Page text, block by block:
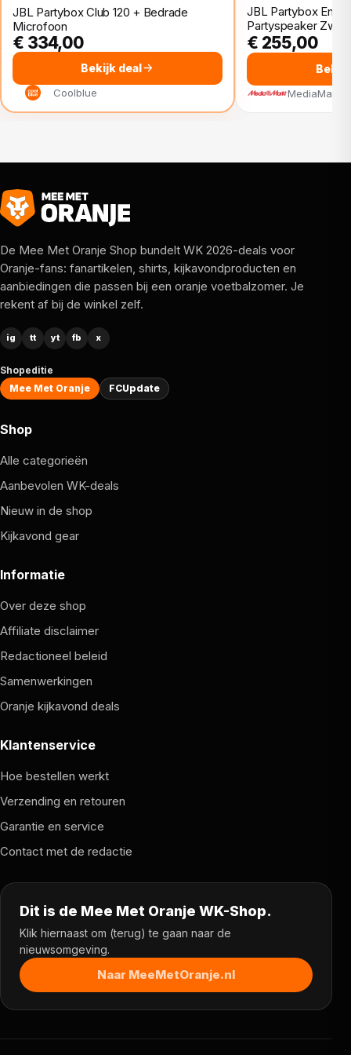
JBL Partybox Club 120 + Bedrade
Microfoon
€ 334,00
Bekijk deal
Coolblue
JBL Partybox
Partyspeaker Zwart
€ 255,00
MediaMarkt
De Mee Met Oranje Shop bundelt WK 2026-deals voor
Oranje-fans: fanartikelen, shirts, kijkavondproducten en
aanbiedingen die passen bij een oranje voetbalzomer. Je
rekent af bij de winkel zelf.
ig tt yt fb x
Shopeditie
Mee Met Oranje
FCUpdate
Shop
Alle categorieën
Aanbevolen WK-deals
Nieuw in de shop
Kijkavond gear
Informatie
Over deze shop
Affiliate disclaimer
Redactioneel beleid
Samenwerkingen
Oranje kijkavond deals
Klantenservice
Hoe bestellen werkt
Verzending en retouren
Garantie en service
Contact met de redactie
Dit is de Mee Met Oranje WK-Shop.
Klik hiernaast om (terug) te gaan naar de
nieuwsomgeving.
Naar MeeMetOranje.nl